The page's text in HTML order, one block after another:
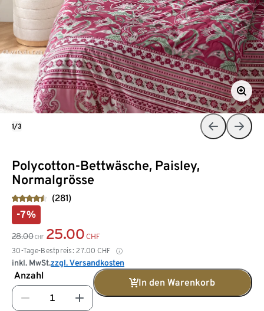
Polycotton-Bettwäsche, Paisley,
Normalgrösse
(281)
-7%
28.00 CHF 25.00 CHF
30-Tage-Bestpreis: 27.00 CHF
inkl. MwSt.zzgl. Versandkosten
Anzahl
In den Warenkorb
1/3